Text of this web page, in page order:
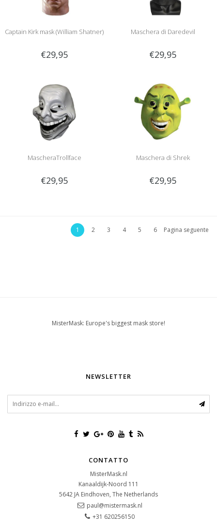
Captain Kirk mask (William Shatner)
€29,95
Maschera di Daredevil
€29,95
MascheraTrollface
€29,95
Maschera di Shrek
€29,95
1 2 3 4 5 6 Pagina seguente
MisterMask: Europe's biggest mask store!
NEWSLETTER
CONTATTO
MisterMask.nl
Kanaaldijk-Noord 111
5642 JA Eindhoven, The Netherlands
paul@mistermask.nl
+31 620256150